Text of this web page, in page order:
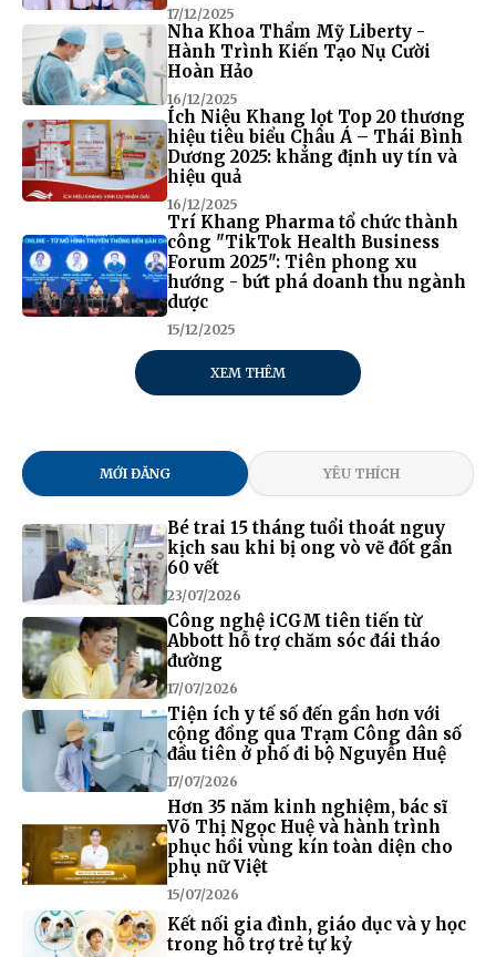
17/12/2025
Nha Khoa Thẩm Mỹ Liberty -
Hành Trình Kiến Tạo Nụ Cười
Hoàn Hảo
16/12/2025
Ích Niệu Khang lọt Top 20 thương
hiệu tiêu biểu Châu Á – Thái Bình
Dương 2025: khẳng định uy tín và
hiệu quả
16/12/2025
Trí Khang Pharma tổ chức thành
công "TikTok Health Business
Forum 2025": Tiên phong xu
hướng - bứt phá doanh thu ngành
dược
15/12/2025
XEM THÊM
MỚI ĐĂNG YÊU THÍCH
Bé trai 15 tháng tuổi thoát nguy
kịch sau khi bị ong vò vẽ đốt gần
60 vết
23/07/2026
Công nghệ iCGM tiên tiến từ
Abbott hỗ trợ chăm sóc đái tháo
đường
17/07/2026
Tiện ích y tế số đến gần hơn với
cộng đồng qua Trạm Công dân số
đầu tiên ở phố đi bộ Nguyễn Huệ
17/07/2026
Hơn 35 năm kinh nghiệm, bác sĩ
Võ Thị Ngọc Huệ và hành trình
phục hồi vùng kín toàn diện cho
phụ nữ Việt
15/07/2026
Kết nối gia đình, giáo dục và y học
trong hỗ trợ trẻ tự kỷ